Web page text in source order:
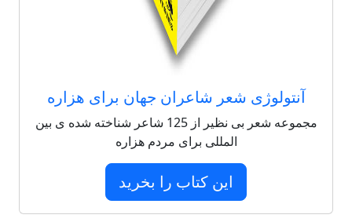
آنتولوژی شعر شاعران جهان برای هزاره
مجموعه شعر بی نظیر از 125 شاعر شناخته شده ی بین
المللی برای مردم هزاره
این کتاب را بخرید